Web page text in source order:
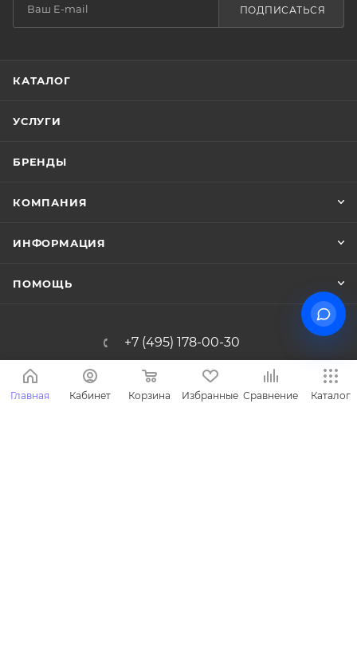
ПОДПИСАТЬСЯ
КАТАЛОГ
УСЛУГИ
БРЕНДЫ
КОМПАНИЯ
ИНФОРМАЦИЯ
ПОМОЩЬ
+7 (495) 178-00-30
Info@miasinopt.ru
Москва, Огородный пр., 16/1с4, оф.
Главная Кабинет Корзина Избранные Сравнение Каталог